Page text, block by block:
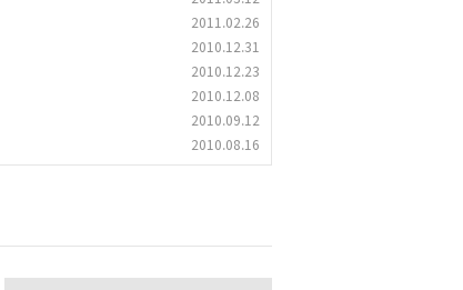
2011.02.26
2010.12.31
2010.12.23
2010.12.08
2010.09.12
2010.08.16